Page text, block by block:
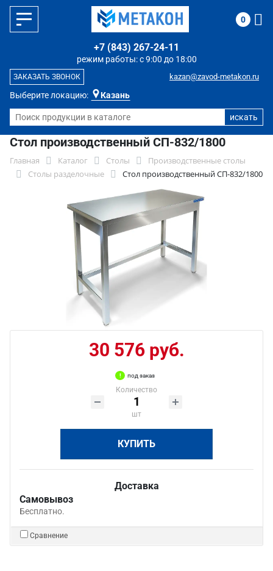
Выберите локацию: Казань
режим работы: с 9:00 до 18:00
+7 (843) 267-24-11
kazan@zavod-metakon.ru
ЗАКАЗАТЬ ЗВОНОК
0
Стол производственный СП-832/1800
Главная Каталог Столы
Производственные столы
Столы разделочные
Стол производственный СП-832/1800
30 576 руб.
под заказ
Количество
шт
КУПИТЬ
Доставка
Самовывоз
Бесплатно.
Сравнение